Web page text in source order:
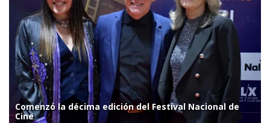
Comenzó la décima edición del Festival Nacional de
Cine